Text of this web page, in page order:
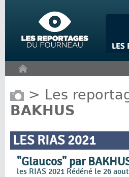
> Les
BAKHUS
LES RIAS 2021
"Glaucos" par
les RIAS 2021 Rédéné le 26 aout